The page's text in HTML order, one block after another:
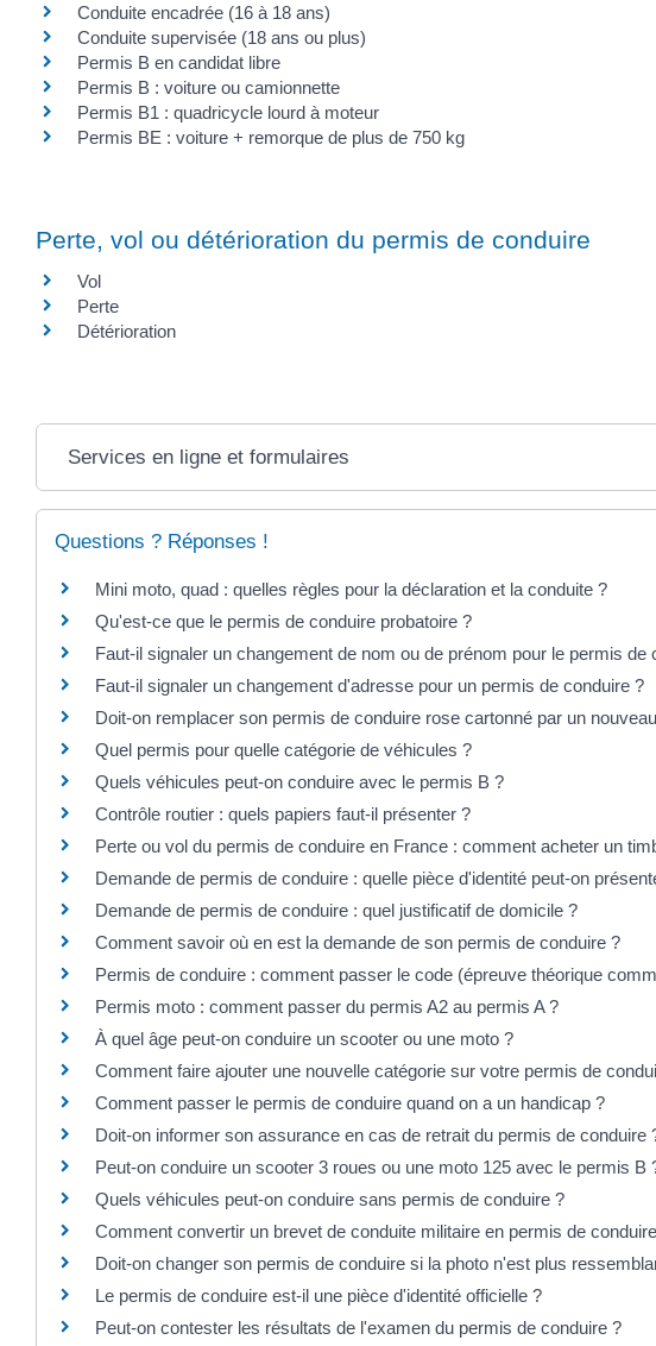
Conduite encadrée (16 à 18 ans)
Conduite supervisée (18 ans ou plus)
Permis B en candidat libre
Permis B : voiture ou camionnette
Permis B1 : quadricycle lourd à moteur
Permis BE : voiture + remorque de plus de 750 kg
Perte, vol ou détérioration du permis de conduire
Vol
Perte
Détérioration
Services en ligne et formulaires
Questions ? Réponses !
Mini moto, quad : quelles règles pour la déclaration et la conduite ?
Qu'est-ce que le permis de conduire probatoire ?
Faut-il signaler un changement de nom ou de prénom pour le permis de
Faut-il signaler un changement d'adresse pour un permis de conduire ?
Doit-on remplacer son permis de conduire rose cartonné par un
Quel permis pour quelle catégorie de véhicules ?
Quels véhicules peut-on conduire avec le permis B ?
Contrôle routier : quels papiers faut-il présenter ?
Perte ou vol du permis de conduire en France : comment acheter un
Demande de permis de conduire : quelle pièce d'identité peut-on
Demande de permis de conduire : quel justificatif de domicile ?
Comment savoir où en est la demande de son permis de conduire ?
Permis de conduire : comment passer le code (épreuve théorique
Permis moto : comment passer du permis A2 au permis A ?
À quel âge peut-on conduire un scooter ou une moto ?
Comment faire ajouter une nouvelle catégorie sur votre permis de
Comment passer le permis de conduire quand on a un handicap ?
Doit-on informer son assurance en cas de retrait du permis de conduire
Peut-on conduire un scooter 3 roues ou une moto 125 avec le permis B
Quels véhicules peut-on conduire sans permis de conduire ?
Comment convertir un brevet de conduite militaire en permis de
Doit-on changer son permis de conduire si la photo n'est plus
Le permis de conduire est-il une pièce d'identité officielle ?
Peut-on contester les résultats de l'examen du permis de conduire ?